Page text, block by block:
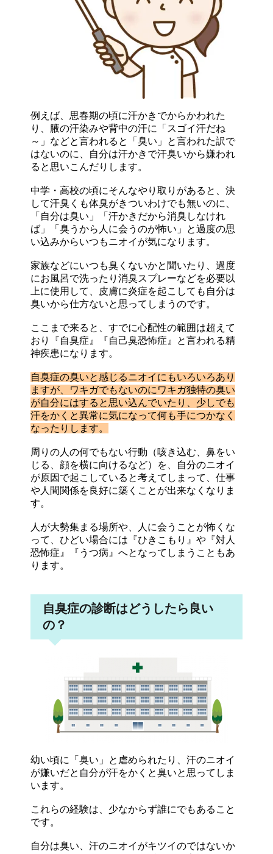
例えば、思春期の頃に汗かきでからかわれた
り、腋の汗染みや背中の汗に「スゴイ汗だね
～」などと言われると「臭い」と言われた訳で
はないのに、自分は汗かきで汗臭いから嫌われ
ると思いこんだりします。
中学・高校の頃にそんなやり取りがあると、決
して汗臭くも体臭がきついわけでも無いのに、
「自分は臭い」「汗かきだから消臭しなけれ
ば」「臭うから人に会うのが怖い」と過度の思
い込みからいつもニオイが気になります。
家族などにいつも臭くないかと聞いたり、過度
にお風呂で洗ったり消臭スプレーなどを必要以
上に使用して、皮膚に炎症を起こしても自分は
臭いから仕方ないと思ってしまうのです。
ここまで来ると、すでに心配性の範囲は超えて
おり『自臭症』『自己臭恐怖症』と言われる精
神疾患になります。
自臭症の臭いと感じるニオイにもいろいろあり
ますが、ワキガでもないのにワキガ独特の臭い
が自分にはすると思い込んでいたり、少しでも
汗をかくと異常に気になって何も手につかなく
なったりします。
周りの人の何でもない行動（咳き込む、鼻をい
じる、顔を横に向けるなど）を、自分のニオイ
が原因で起こしていると考えてしまって、仕事
や人間関係を良好に築くことが出来なくなりま
す。
人が大勢集まる場所や、人に会うことが怖くな
って、ひどい場合には『ひきこもり』や『対人
恐怖症』『うつ病』へとなってしまうこともあ
ります。
自臭症の診断はどうしたら良い
の？
幼い頃に「臭い」と虐められたり、汗のニオイ
が嫌いだと自分が汗をかくと臭いと思ってしま
います。
これらの経験は、少なからず誰にでもあること
です。
自分は臭い、汗のニオイがキツイのではないか